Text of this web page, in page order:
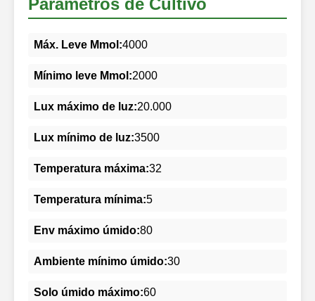
Máx. Leve Mmol:4000
Mínimo leve Mmol:2000
Lux máximo de luz:20.000
Lux mínimo de luz:3500
Temperatura máxima:32
Temperatura mínima:5
Env máximo úmido:80
Ambiente mínimo úmido:30
Solo úmido máximo:60